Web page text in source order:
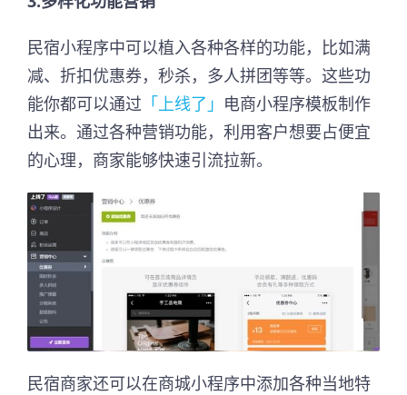
民宿小程序中可以植入各种各样的功能，比如满
减、折扣优惠券，秒杀，多人拼团等等。这些功
能你都可以通过 「上线了」 电商小程序模板制作
出来。通过各种营销功能，利用客户想要占便宜
的心理，商家能够快速引流拉新。
民宿商家还可以在商城小程序中添加各种当地特